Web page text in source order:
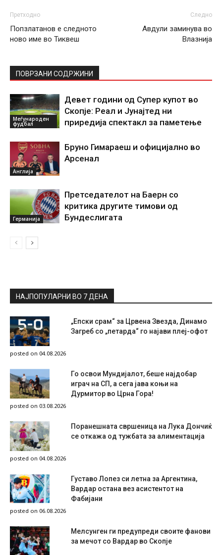
Претходно
Попзлатанов е следното
ново име во Тиквеш
Следно
Авдули заминува во
Влазнија
ПОВРЗАНИ СОДРЖИНИ
Меѓународен
фудбал
Девет години од Супер купот во
Скопје: Реал и Јунајтед ни
приредија спектакл за паметење
Англија
Бруно Гимараеш и официјално во
Арсенал
Германија
Претседателот на Баерн со
критика другите тимови од
Бундеслигата
НАЈПОПУЛАРНИ ВО 7 ДЕНА
„Епски срам“ за Црвена Звезда, Динамо
Загреб со „петарда“ го најави плеј-офот
posted on 04.08.2026
Го освои Мундијалот, беше најдобар
играч на СП, а сега јава коњи на
Дурмитор во Црна Гора!
posted on 03.08.2026
Поранешната свршеница на Лука Дончиќ
се откажа од тужбата за алиментација
posted on 04.08.2026
Густаво Лопез си летна за Аргентина,
Вардар остана вез асистентот на
Фабијани
posted on 06.08.2026
Мелсунген ги предупреди своите фанови
за мечот со Вардар во Скопје